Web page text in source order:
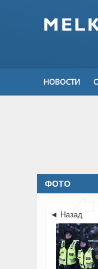
НОВОСТИ
ФОТО

◄ Назад